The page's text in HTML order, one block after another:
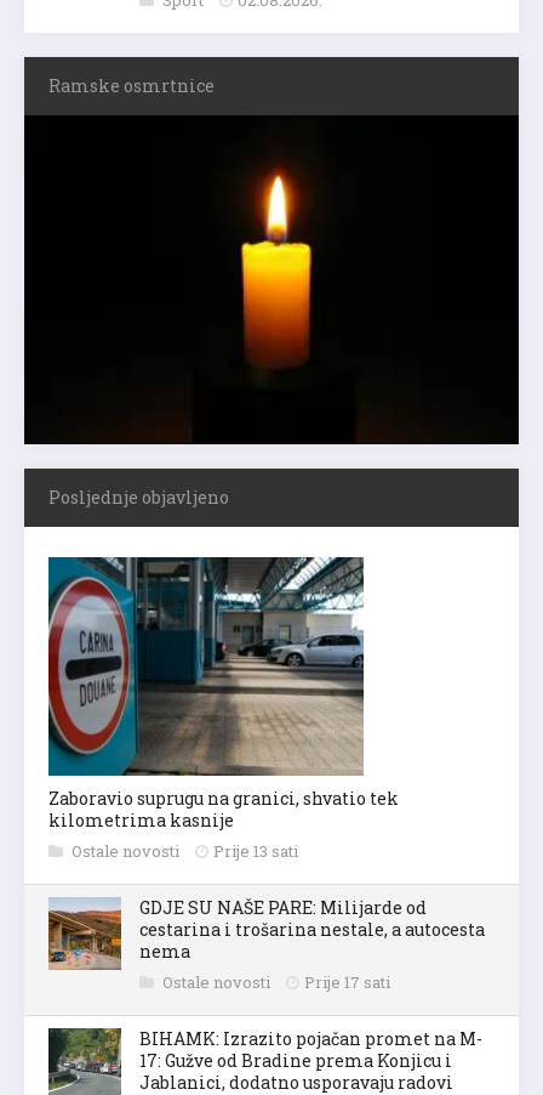
Ramske osmrtnice
Posljednje objavljeno
Zaboravio suprugu na granici, shvatio tek
kilometrima kasnije
Ostale novosti Prije 13 sati
GDJE SU NAŠE PARE: Milijarde od
cestarina i trošarina nestale, a autocesta
nema
Ostale novosti Prije 17 sati
BIHAMK: Izrazito pojačan promet na M-
17: Gužve od Bradine prema Konjicu i
Jablanici, dodatno usporavaju radovi